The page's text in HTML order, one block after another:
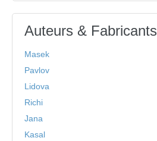
Auteurs & Fabricants
Masek
Pavlov
Lidova
Richi
Jana
Kasal